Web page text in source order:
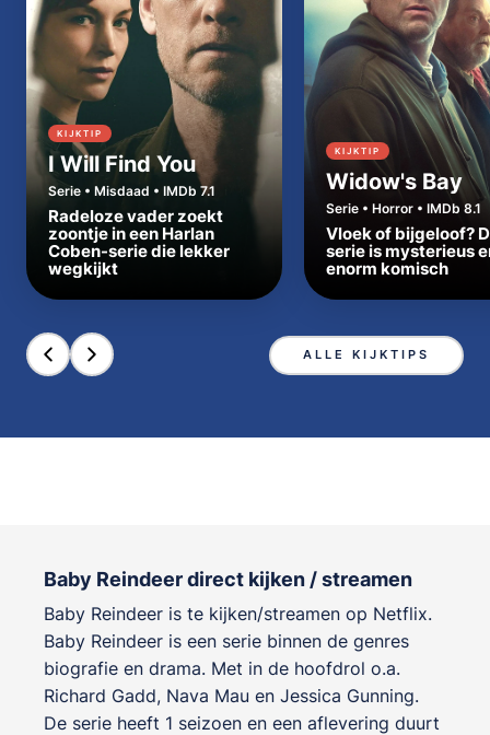
KIJKTIP
I Will Find You
Serie • Misdaad • IMDb 7.1
Radeloze vader zoekt
zoontje in een Harlan
Coben-serie die lekker
wegkijkt
KIJKTIP
Widow's Bay
Serie • Horror • IMDb 8.1
Vloek of bijgeloof?
serie is mysterieus
enorm komisch
ALLE KIJKTIPS
Baby Reindeer direct kijken / streamen
Baby Reindeer is te kijken/streamen op Netflix.
Baby Reindeer is een serie binnen de genres
biografie en drama. Met in de hoofdrol o.a.
Richard Gadd, Nava Mau en Jessica Gunning.
De serie heeft 1 seizoen en een aflevering duurt